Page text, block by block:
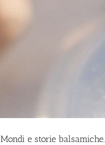
Mondi e storie balsamiche.